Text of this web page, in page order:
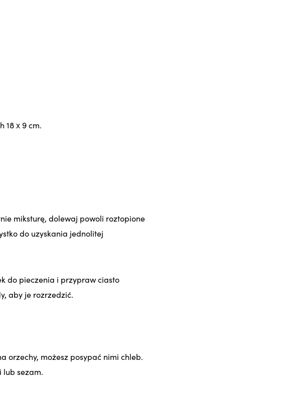
18 x 9 cm.
miksturę, dolewaj powoli roztopione
do uzyskania jednolitej
do pieczenia i przypraw ciasto
aby je rozrzedzić.
orzechy, możesz posypać nimi chleb.
lub sezam.